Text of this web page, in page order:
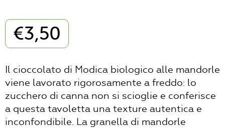
€3,50
Il cioccolato di Modica biologico alle mandorle
viene lavorato rigorosamente a freddo: lo
zucchero di canna non si scioglie e conferisce
a questa tavoletta una texture autentica e
inconfondibile. La granella di mandorle